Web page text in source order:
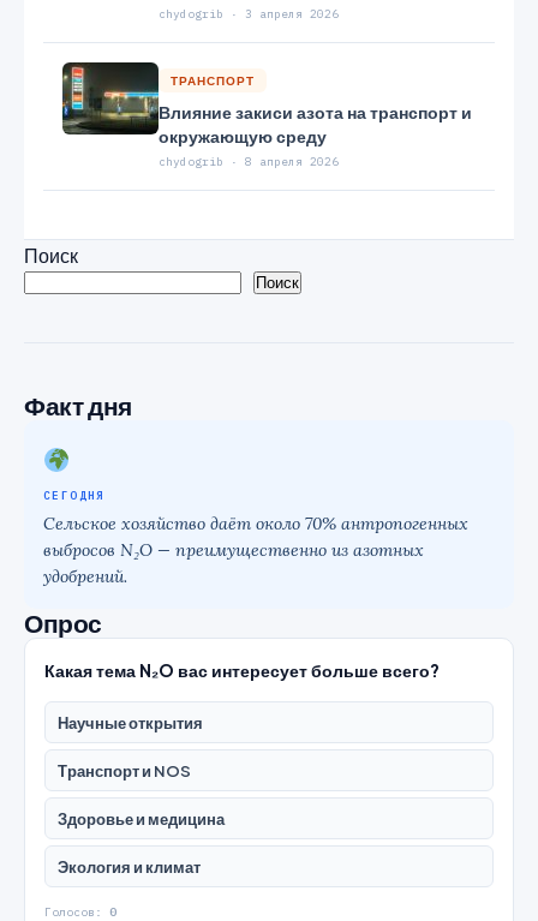
chydogrib · 3 апреля 2026
ТРАНСПОРТ
Влияние закиси азота на транспорт и
окружающую среду
chydogrib · 8 апреля 2026
Поиск
Поиск
Факт дня
СЕГОДНЯ
Сельское хозяйство даёт около 70% антропогенных
выбросов N₂O — преимущественно из азотных
удобрений.
Опрос
Какая тема N₂O вас интересует больше всего?
Научные открытия
Транспорт и NOS
Здоровье и медицина
Экология и климат
Голосов: 0